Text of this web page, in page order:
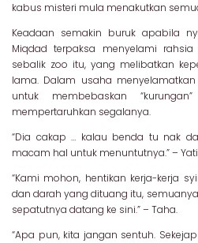
kabus misteri mula menakutkan
Keadaan semakin buruk apabila
Miqdad terpaksa menyelami
sebalik zoo itu, yang melibatkan
lama. Dalam usaha
untuk membebaskan
mempertaruhkan segalanya.
“Dia cakap … kalau benda tu nak
macam hal untuk menuntutnya.” –
“Kami mohon, hentikan kerja-kerja
dan darah yang dituang itu,
sepatutnya datang ke sini.” – Taha.
“Apa pun, kita jangan sentuh.